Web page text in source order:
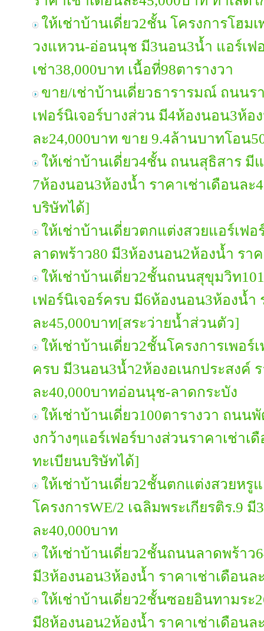
ให้เช่าบ้านเดี่ยว2ชั้น โครงการโฮม
วงแหวน-อ่อนนุช มี3นอน3น้ำ แอร์เฟ
เช่า38,000บาท เนื้อที่98ตารางวา
ขาย/เช่าบ้านเดี่ยวธารารมณ์ ถนนร
เฟอร์นิเจอร์บางส่วน มี4ห้องนอน3ห้อ
ละ24,000บาท ขาย 9.4ล้านบาทโอน
ให้เช่าบ้านเดี่ยว4ชั้น ถนนสุธิสาร มี
7ห้องนอน3ห้องน้ำ ราคาเช่าเดือนละ
บริษัทได้]
ให้เช่าบ้านเดี่ยวตกแต่งสวยแอร์เฟ
ลาดพร้าว80 มี3ห้องนอน2ห้องน้ำ รา
ให้เช่าบ้านเดี่ยว2ชั้นถนนสุขุมวิท
เฟอร์นิเจอร์ครบ มี6ห้องนอน3ห้องน้ำ
ละ45,000บาท[สระว่ายน้ำส่วนตัว]
ให้เช่าบ้านเดี่ยว2ชั้นโครงการเพอร์
ครบ มี3นอน3น้ำ2ห้องอเนกประสงค์
ละ40,000บาทอ่อนนุช-ลาดกระบัง
ให้เช่าบ้านเดี่ยว100ตารางวา ถน
งกว้างๆแอร์เฟอร์บางส่วนราคาเช่าเ
ทะเบียนบริษัทได้]
ให้เช่าบ้านเดี่ยว2ชั้นตกแต่งสวยหรู
โครงการWE/2 เฉลิมพระเกียรติร.9
ละ40,000บาท
ให้เช่าบ้านเดี่ยว2ชั้นถนนลาดพร้าว
มี3ห้องนอน3ห้องน้ำ ราคาเช่าเดือนล
ให้เช่าบ้านเดี่ยว2ชั้นซอยอินทามระ
มี8ห้องนอน2ห้องน้ำ ราคาเช่าเดือนล